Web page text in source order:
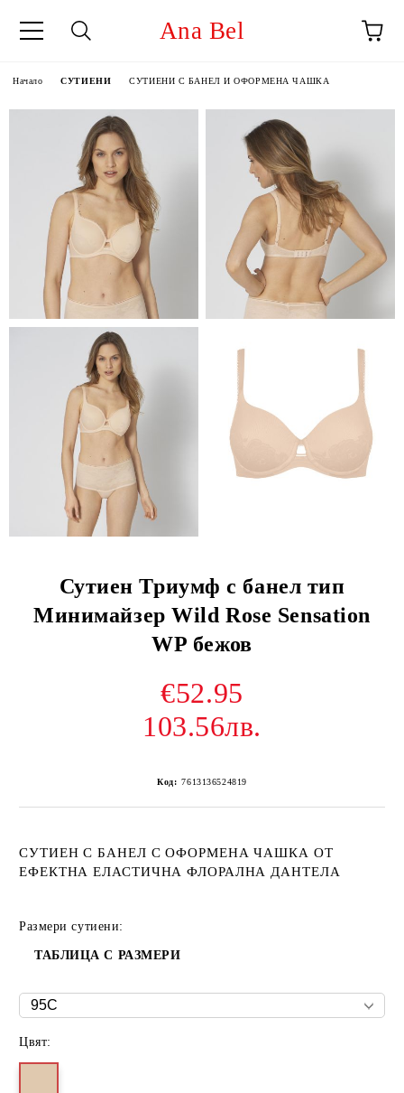
Ana Bel
Начало СУТИЕНИ СУТИЕНИ С БАНЕЛ И ОФОРМЕНА ЧАШКА
Сутиен Триумф с банел тип
Минимайзер Wild Rose Sensation
WP бежов
€52.95
103.56лв.
Код: 7613136524819
СУТИЕН С БАНЕЛ С ОФОРМЕНА ЧАШКА ОТ
ЕФЕКТНА ЕЛАСТИЧНА ФЛОРАЛНА ДАНТЕЛА
Размери сутиени:
ТАБЛИЦА С РАЗМЕРИ
Цвят: